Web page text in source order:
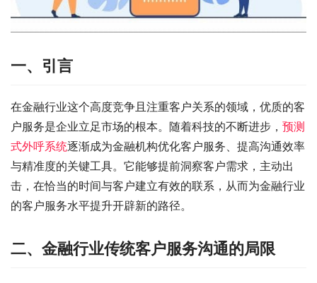
一、引言
在金融行业这个高度竞争且注重客户关系的领域，优质的客
户服务是企业立足市场的根本。随着科技的不断进步， 预测
式外呼系统逐渐成为金融机构优化客户服务、提高沟通效率
与精准度的关键工具。它能够提前洞察客户需求，主动出
击，在恰当的时间与客户建立有效的联系，从而为金融行业
的客户服务水平提升开辟新的路径。
二、金融行业传统客户服务沟通的局限